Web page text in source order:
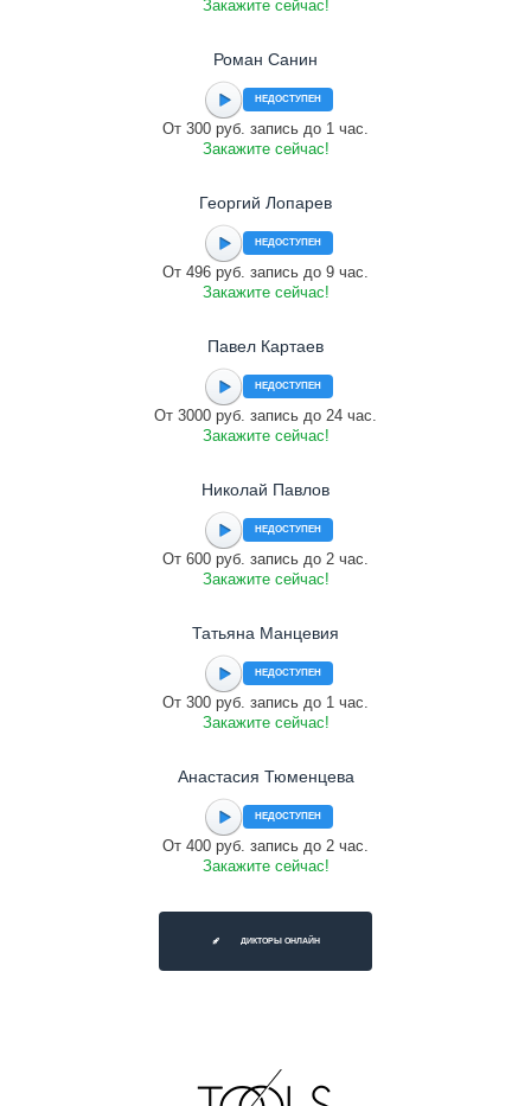
Закажите сейчас!
Роман Санин
НЕДОСТУПЕН
От 300 руб. запись до 1 час.
Закажите сейчас!
Георгий Лопарев
НЕДОСТУПЕН
От 496 руб. запись до 9 час.
Закажите сейчас!
Павел Картаев
НЕДОСТУПЕН
От 3000 руб. запись до 24 час.
Закажите сейчас!
Николай Павлов
НЕДОСТУПЕН
От 600 руб. запись до 2 час.
Закажите сейчас!
Татьяна Манцевия
НЕДОСТУПЕН
От 300 руб. запись до 1 час.
Закажите сейчас!
Анастасия Тюменцева
НЕДОСТУПЕН
От 400 руб. запись до 2 час.
Закажите сейчас!
ДИКТОРЫ ОНЛАЙН